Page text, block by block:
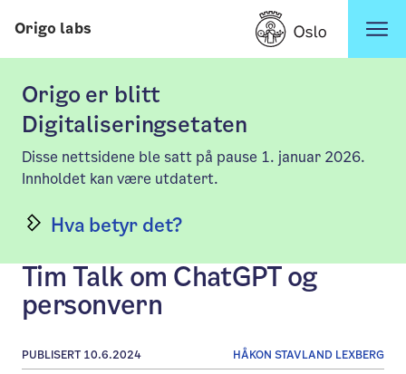
Origo labs
Origo er blitt
Digitaliseringsetaten
Disse nettsidene ble satt på pause 1. januar 2026.
Innholdet kan være utdatert.
Hva betyr det?
Tim Talk om ChatGPT og
personvern
PUBLISERT 10.6.2024 HÅKON STAVLAND LEXBERG